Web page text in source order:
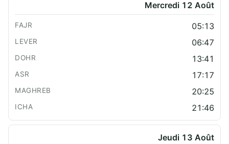
Mercredi 12 Août
05:13
06:47
13:41
17:17
20:25
21:46
Jeudi 13 Août